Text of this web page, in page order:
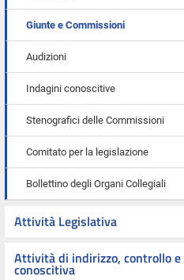
Giunte e Commissioni
Audizioni
Indagini conoscitive
Stenografici delle Commissioni
Comitato per la legislazione
Bollettino degli Organi Collegiali
Attività Legislativa
Attività di indirizzo, controllo e
conoscitiva